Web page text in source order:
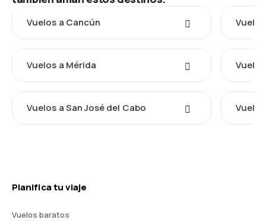
Vuelos a Cancún
Vuelos a Mérida
Vuelos a San José del Cabo
Planifica tu viaje
Vuelos baratos